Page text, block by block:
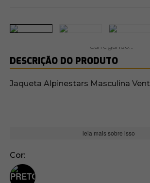
DESCRIÇÃO DO PRODUTO
Jaqueta Alpinestars Masculina
leia mais sobre isso
Cor